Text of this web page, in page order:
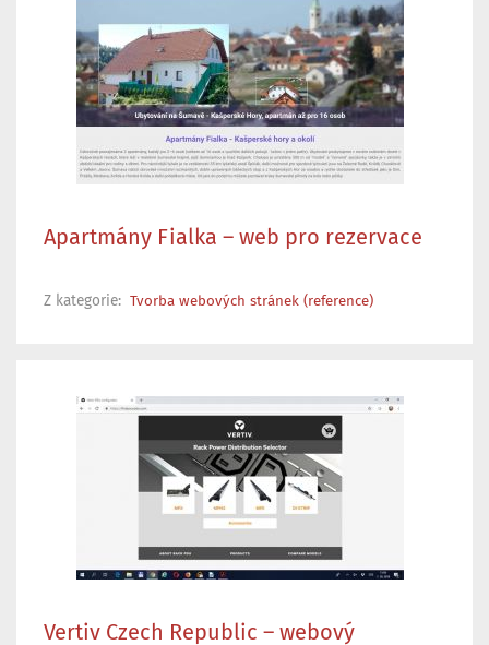
Apartmány Fialka – web pro rezervace
Z kategorie: Tvorba webových stránek (reference)
Vertiv Czech Republic – webový